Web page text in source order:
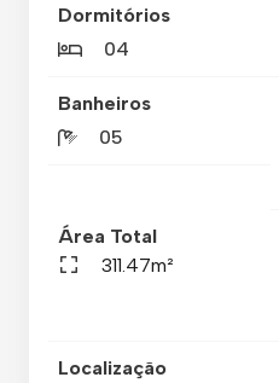
Dormitórios
04
Banheiros
05
Área Total
311.47m²
Localização